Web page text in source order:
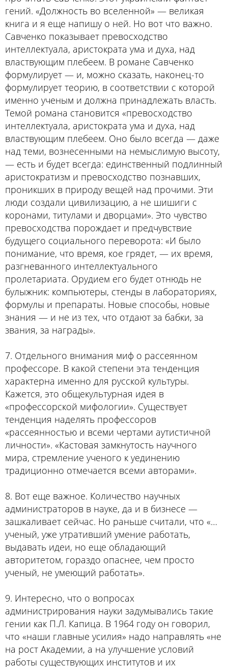
гений. «Должность во вселенной» — великая
книга и я еще напишу о ней. Но вот что важно.
Савченко показывает превосходство
интеллектуала, аристократа ума и духа, над
властвующим плебеем. В романе Савченко
формулирует — и, можно сказать, наконец-то
формулирует теорию, в соответствии с которой
именно ученым и должна принадлежать власть.
Темой романа становится «превосходство
интеллектуала, аристократа ума и духа, над
властвующим плебеем. Оно было всегда — даже
над теми, вознесенными на немыслимую высоту,
— есть и будет всегда: единственный подлинный
аристократизм и превосходство познавших,
проникших в природу вещей над прочими. Эти
люди создали цивилизацию, а не шишиги с
коронами, титулами и дворцами». Это чувство
превосходства порождает и предчувствие
будущего социального переворота: «И было
понимание, что время, кое грядет, — их время,
разгневанного интеллектуального
пролетариата. Орудием его будет отнюдь не
булыжник: компьютеры, стенды в лабораториях,
формулы и препараты. Новые способы, новые
знания — и не из тех, что отдают за бабки, за
звания, за награды».
7. Отдельного внимания миф о рассеянном
профессоре. В какой степени эта тенденция
характерна именно для русской культуры.
Кажется, это общекультурная идея в
«профессорской мифологии». Существует
тенденция наделять профессоров
«рассеянностью и всеми чертами аутистичной
личности». «Кастовая замкнутость научного
мира, стремление ученого к уединению
традиционно отмечается всеми авторами».
8. Вот еще важное. Количество научных
администраторов в науке, да и в бизнесе —
зашкаливает сейчас. Но раньше считали, что «…
ученый, уже утративший умение работать,
выдавать идеи, но еще обладающий
авторитетом, гораздо опаснее, чем просто
ученый, не умеющий работать».
9. Интересно, что о вопросах
администрирования науки задумывались такие
гении как П.Л. Капица. В 1964 году он говорил,
что «наши главные усилия» надо направлять «не
на рост Академии, а на улучшение условий
работы существующих институтов и их